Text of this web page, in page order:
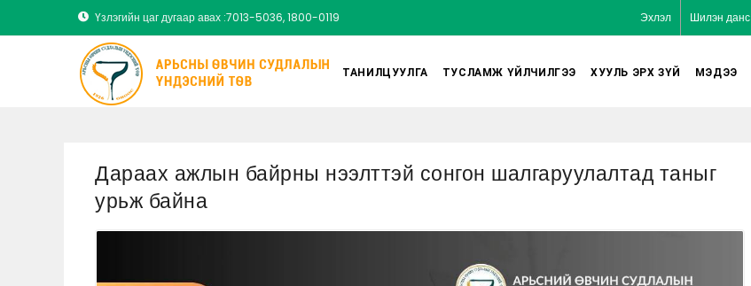
Үзлэгийн цаг дугаар авах :7013-5036, 1800-0119 Эхлэл Шилэн данс
ТАНИЛЦУУЛГА ТУСЛАМЖ ҮЙЛЧИЛГЭЭ ХУУЛЬ ЭРХ ЗҮЙ МЭДЭЭ
Дараах ажлын байрны нээлттэй сонгон шалгаруулалтад таныг
урьж байна